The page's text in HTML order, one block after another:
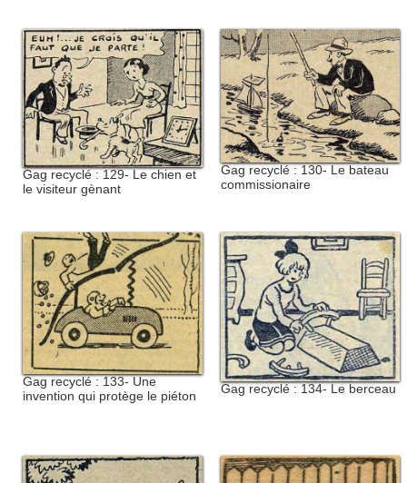
Gag recyclé : 129- Le chien et
le visiteur gènant
Gag recyclé : 130- Le bateau
commissionaire
Gag recyclé : 133- Une
invention qui protège le piéton
Gag recyclé : 134- Le berceau